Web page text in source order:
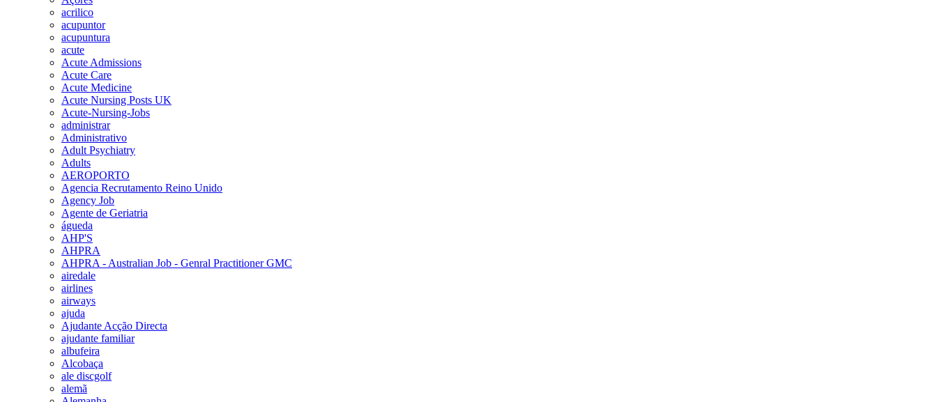
acrilico
acupuntor
acupuntura
acute
Acute Admissions
Acute Care
Acute Medicine
Acute Nursing Posts UK
Acute-Nursing-Jobs
administrar
Administrativo
Adult Psychiatry
Adults
AEROPORTO
Agencia Recrutamento Reino Unido
Agency Job
Agente de Geriatria
águeda
AHP'S
AHPRA
AHPRA - Australian Job - Genral Practitioner GMC
airedale
airlines
airways
ajuda
Ajudante Acção Directa
ajudante familiar
albufeira
Alcobaça
ale discgolf
alemã